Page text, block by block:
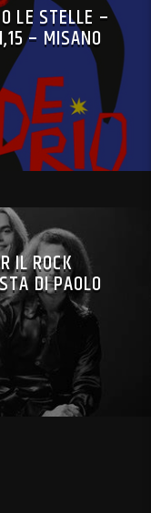
LE STELLE –
– MISANO
IL ROCK
DI PAOLO